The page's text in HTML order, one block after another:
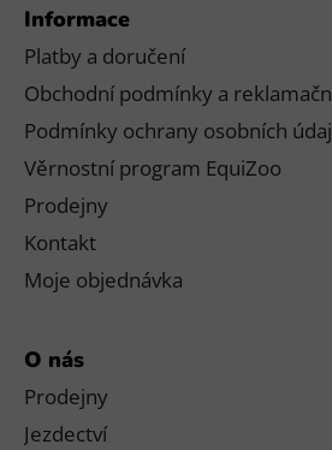
Informace
Platby a doručení
Obchodní podmínky a
Podmínky ochrany osobních
Věrnostní program EquiZoo
Prodejny
Kontakt
Moje objednávka
O nás
Prodejny
Jezdectví